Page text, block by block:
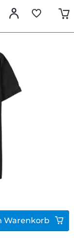
Warenkorb